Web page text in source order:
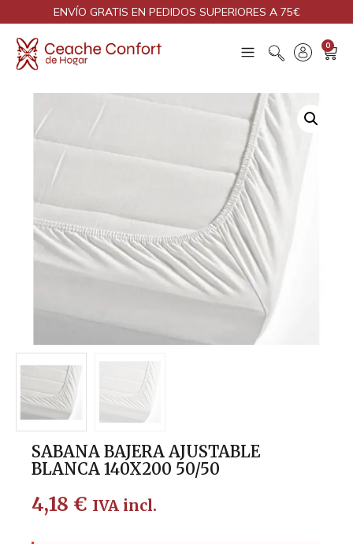
ENVÍO GRATIS EN PEDIDOS SUPERIORES A 75€
0
SABANA BAJERA AJUSTABLE
BLANCA 140X200 50/50
4,18 € IVA incl.